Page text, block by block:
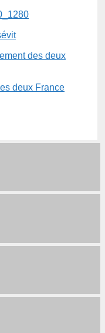
deux France